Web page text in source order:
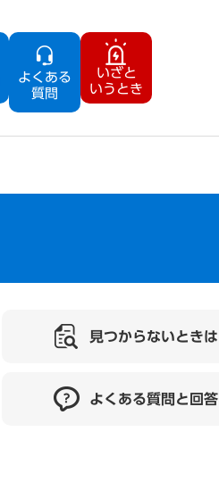
よくある
質問
いざと
いうとき
見つからないときは
よくある質問と回答